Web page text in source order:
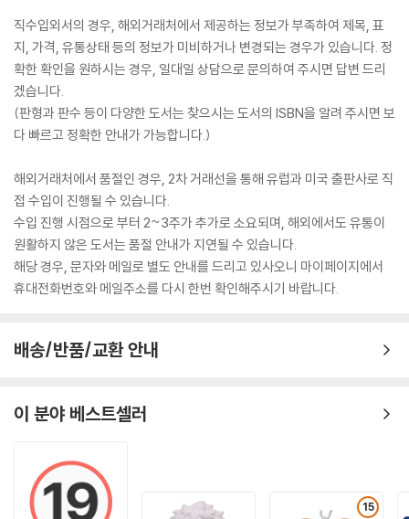
직수입외서의 경우, 해외거래처에서 제공하는 정보가 부족하여 제목, 표
지, 가격, 유통상태 등의 정보가 미비하거나 변경되는 경우가 있습니다. 정
확한 확인을 원하시는 경우, 일대일 상담으로 문의하여 주시면 답변 드리
겠습니다.
(판형과 판수 등이 다양한 도서는 찾으시는 도서의 ISBN을 알려 주시면 보
다 빠르고 정확한 안내가 가능합니다.)
해외거래처에서 품절인 경우, 2차 거래선을 통해 유럽과 미국 출판사로 직
접 수입이 진행될 수 있습니다.
수입 진행 시점으로 부터 2~3주가 추가로 소요되며, 해외에서도 유통이
원활하지 않은 도서는 품절 안내가 지연될 수 있습니다.
해당 경우, 문자와 메일로 별도 안내를 드리고 있사오니 마이페이지에서
휴대전화번호와 메일주소를 다시 한번 확인해주시기 바랍니다.
배송/반품/교환 안내
이 분야 베스트셀러
15